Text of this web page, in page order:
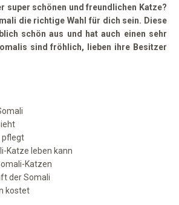
super schönen und freundlichen Katze?
die richtige Wahl für dich sein. Diese
schön aus und hat auch einen sehr
sind fröhlich, lieben ihre Besitzer
pflegt
Katze leben kann
Katzen
der Somali
kostet